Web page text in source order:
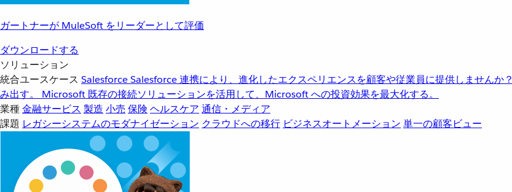
ガートナーが MuleSoft をリーダーとして評価
ダウンロードする
ソリューション
統合ユースケース SalesforceSalesforce 連携により、進化したエクスペリエンスを顧客や従業員に提供しませんか？
み出す。
Microsoft 既存の接続ソリューションを活用して、Microsoft への投資効果を最大化する。
業種金融サービス 製造 小売 保険 ヘルスケア 通信・メディア
課題 レガシーシステムのモダナイゼーション クラウドへの移行 ビジネスオートメーション 単一の顧客ビュー